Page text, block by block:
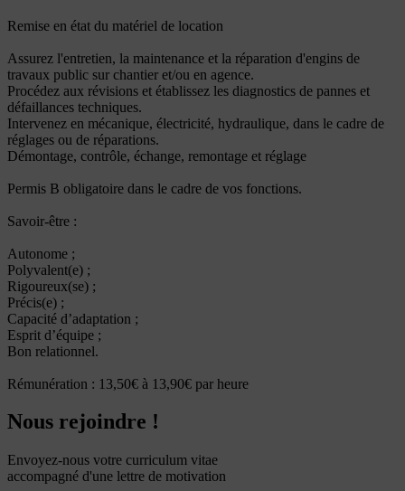
Remise en état du matériel de location
Assurez l'entretien, la maintenance et la réparation d'engins de
travaux public sur chantier et/ou en agence.
Procédez aux révisions et établissez les diagnostics de pannes et
défaillances techniques.
Intervenez en mécanique, électricité, hydraulique, dans le cadre de
réglages ou de réparations.
Démontage, contrôle, échange, remontage et réglage
Permis B obligatoire dans le cadre de vos fonctions.
Savoir-être :
Autonome ;
Polyvalent(e) ;
Rigoureux(se) ;
Précis(e) ;
Capacité d’adaptation ;
Esprit d’équipe ;
Bon relationnel.
Rémunération : 13,50€ à 13,90€ par heure
Nous rejoindre !
Envoyez-nous votre curriculum vitae
accompagné d'une lettre de motivation